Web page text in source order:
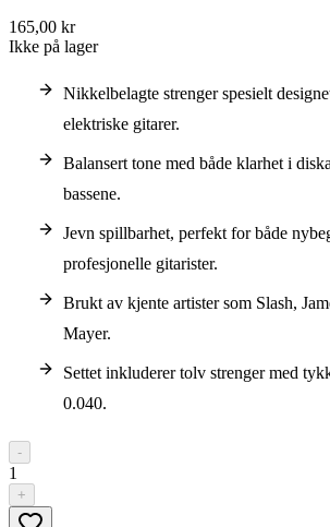
165,00 kr
Ikke på lager
Nikkelbelagte strenger spesielt
elektriske gitarer.
Balansert tone med både klarhet i
bassene.
Jevn spillbarhet, perfekt for både
profesjonelle gitarister.
Brukt av kjente artister som Slash,
Mayer.
Settet inkluderer tolv strenger med
0.040.
-
1
+